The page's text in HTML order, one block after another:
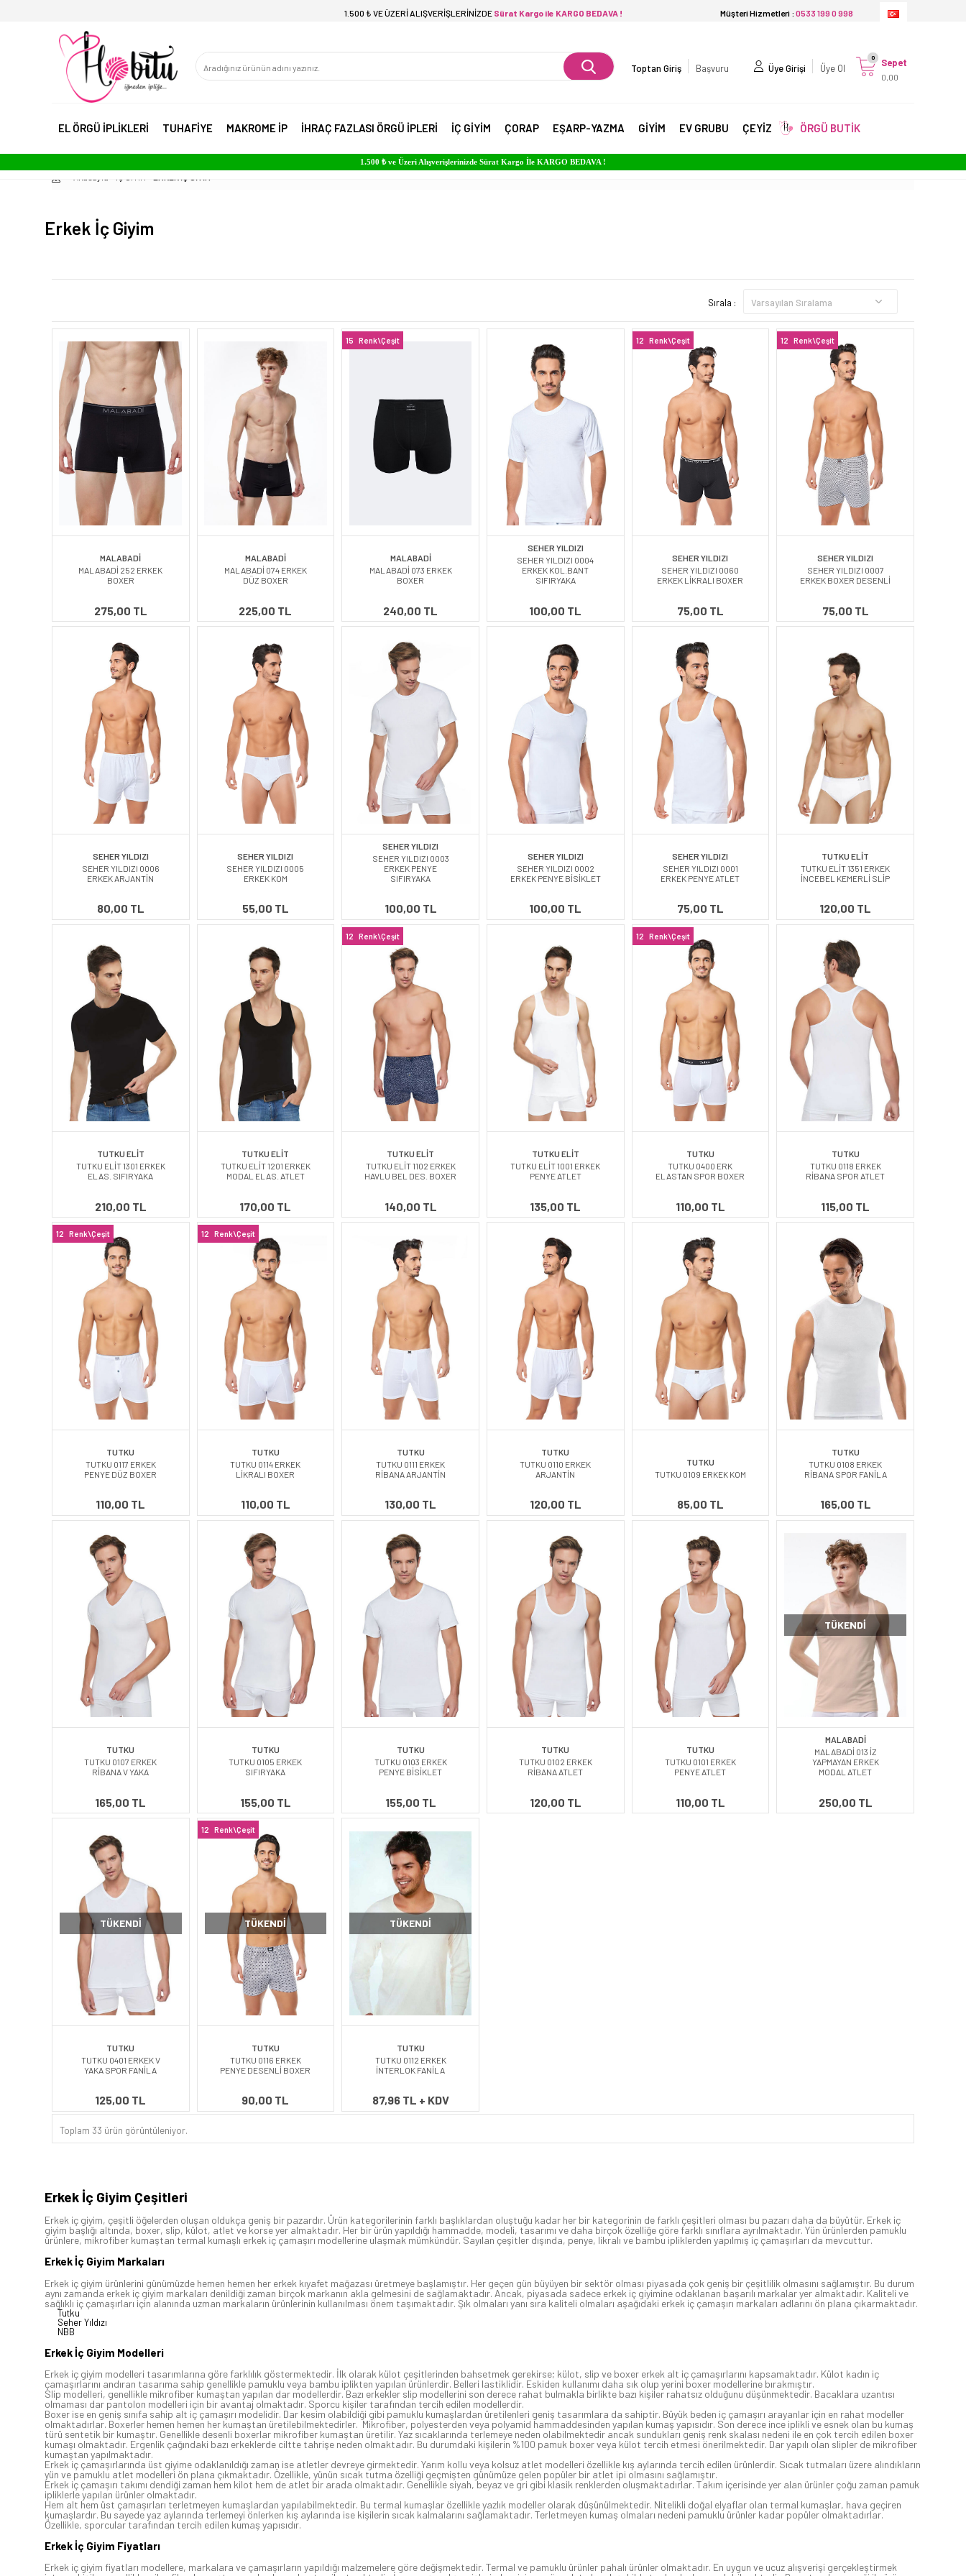
1.500 ₺ VE ÜZERİ ALIŞVERİŞLERİNİZDE Sürat Kargo ile KARGO BEDAVA ! Müşteri Hizmetleri : 0533 199 0 998
Başvuru
Toptan Giriş Üye Girişi Üye Ol Sepet
0,00
0
EL ÖRGÜ İPLİKLERİ TUHAFİYE MAKROME İP İHRAÇ FAZLASI ÖRGÜ İPLERİ İÇ GİYİM ÇORAP EŞARP-YAZMA GİYİM EV GRUBU ÇEYİZ ÖRGÜ BUTİK
1.500 ₺ ve Üzeri Alışverişlerinizde Sürat Kargo İle KARGO BEDAVA !
Erkek İç Giyim
Sırala :
MALABADİ
MALABADİ 252 ERKEK
BOXER
275,00 TL
MALABADİ
MALABADİ 074 ERKEK
DÜZ BOXER
225,00 TL
15 Renk\Çeşit
MALABADİ
MALABADİ 073 ERKEK
BOXER
240,00 TL
SEHER YILDIZI
SEHER YILDIZI 0004
ERKEK KOL.BANT
SIFIRYAKA
100,00 TL
12 Renk\Çeşit
SEHER YILDIZI
SEHER YILDIZI 0060
ERKEK LİKRALI BOXER
75,00 TL
12 Renk\Çeşit
SEHER YILDIZI
SEHER YILDIZI 0007
ERKEK BOXER DESENLİ
75,00 TL
SEHER YILDIZI
SEHER YILDIZI 0006
ERKEK ARJANTİN
80,00 TL
SEHER YILDIZI
SEHER YILDIZI 0005
ERKEK KOM
55,00 TL
SEHER YILDIZI
SEHER YILDIZI 0003
ERKEK PENYE
SIFIRYAKA
100,00 TL
SEHER YILDIZI
SEHER YILDIZI 0002
ERKEK PENYE BİSİKLET
100,00 TL
SEHER YILDIZI
SEHER YILDIZI 0001
ERKEK PENYE ATLET
75,00 TL
TUTKU ELİT
TUTKU ELİT 1351 ERKEK
İNCEBEL KEMERLİ SLİP
120,00 TL
TUTKU ELİT
TUTKU ELİT 1301 ERKEK
ELAS. SIFIRYAKA
210,00 TL
TUTKU ELİT
TUTKU ELİT 1201 ERKEK
MODAL ELAS. ATLET
170,00 TL
12 Renk\Çeşit
TUTKU ELİT
TUTKU ELİT 1102 ERKEK
HAVLU BEL DES. BOXER
140,00 TL
TUTKU ELİT
TUTKU ELİT 1001 ERKEK
PENYE ATLET
135,00 TL
12 Renk\Çeşit
TUTKU
TUTKU 0400 ERK
ELASTAN SPOR BOXER
110,00 TL
TUTKU
TUTKU 0118 ERKEK
RİBANA SPOR ATLET
115,00 TL
12 Renk\Çeşit
TUTKU
TUTKU 0117 ERKEK
PENYE DÜZ BOXER
110,00 TL
12 Renk\Çeşit
TUTKU
TUTKU 0114 ERKEK
LİKRALI BOXER
110,00 TL
TUTKU
TUTKU 0111 ERKEK
RİBANA ARJANTİN
130,00 TL
TUTKU
TUTKU 0110 ERKEK
ARJANTİN
120,00 TL
TUTKU
TUTKU 0109 ERKEK KOM
85,00 TL
TUTKU
TUTKU 0108 ERKEK
RİBANA SPOR FANİLA
165,00 TL
TUTKU
TUTKU 0107 ERKEK
RİBANA V YAKA
165,00 TL
TUTKU
TUTKU 0105 ERKEK
SIFIRYAKA
155,00 TL
TUTKU
TUTKU 0103 ERKEK
PENYE BİSİKLET
155,00 TL
TUTKU
TUTKU 0102 ERKEK
RİBANA ATLET
120,00 TL
TUTKU
TUTKU 0101 ERKEK
PENYE ATLET
110,00 TL
TÜKENDI
MALABADİ
MALABADİ 013 İZ
YAPMAYAN ERKEK
MODAL ATLET
250,00 TL
TÜKENDI
TUTKU
TUTKU 0401 ERKEK V
YAKA SPOR FANİLA
125,00 TL
12 Renk\Çeşit
TÜKENDI
TUTKU
TUTKU 0116 ERKEK
PENYE DESENLİ BOXER
90,00 TL
TÜKENDI
TUTKU
TUTKU 0112 ERKEK
İNTERLOK FANİLA
87,96 TL + KDV
Toplam 33 ürün görüntüleniyor.
Erkek İç Giyim Çeşitleri
Erkek iç giyim, çeşitli öğelerden oluşan oldukça geniş bir pazardır. Ürün kategorilerinin farklı başlıklardan oluştuğu kadar her bir kategorinin de farklı çeşitleri olması bu pazarı daha da büyütür. Erkek iç
giyim başlığı altında, boxer, slip, külot, atlet ve korse yer almaktadır. Her bir ürün yapıldığı hammadde, modeli, tasarımı ve daha birçok özelliğe göre farklı sınıflara ayrılmaktadır. Yün ürünlerden pamuklu
ürünlere, mikrofiber kumaştan termal kumaşlı erkek iç çamaşırı modellerine ulaşmak mümkündür. Sayılan çeşitler dışında, penye, likralı ve bambu ipliklerden yapılmış iç çamaşırları da mevcuttur.
Erkek İç Giyim Markaları
Erkek iç giyim ürünlerini günümüzde hemen hemen her erkek kıyafet mağazası üretmeye başlamıştır. Her geçen gün büyüyen bir sektör olması piyasada çok geniş bir çeşitlilik olmasını sağlamıştır. Bu durum
aynı zamanda erkek iç giyim markaları denildiği zaman birçok markanın akla gelmesini de sağlamaktadır. Ancak, piyasada sadece erkek iç giyimine odaklanan başarılı markalar yer almaktadır. Kaliteli ve
sağlıklı iç çamaşırları için alanında uzman markaların ürünlerinin kullanılması önem taşımaktadır. Şık olmaları yanı sıra kaliteli olmaları aşağıdaki erkek iç çamaşırı markaları adlarını ön plana çıkarmaktadır.
Tutku
Seher Yıldızı
NBB
Erkek İç Giyim Modelleri
Erkek iç giyim modelleri tasarımlarına göre farklılık göstermektedir. İlk olarak külot çeşitlerinden bahsetmek gerekirse; külot, slip ve boxer erkek alt iç çamaşırlarını kapsamaktadır. Külot kadın iç
çamaşırlarını andıran tasarıma sahip genellikle pamuklu veya bambu iplikten yapılan ürünlerdir. Belleri lastiklidir. Eskiden kullanımı daha sık olup yerini boxer modellerine bırakmıştır.
Slip modelleri, genellikle mikrofiber kumaştan yapılan dar modellerdir. Bazı erkekler slip modellerini son derece rahat bulmakla birlikte bazı kişiler rahatsız olduğunu düşünmektedir. Bacaklara uzantısı
olmaması dar pantolon modelleri için bir avantaj olmaktadır. Sporcu kişiler tarafından tercih edilen modellerdir.
Boxer ise en geniş sınıfa sahip alt iç çamaşırı modelidir. Dar kesim olabildiği gibi pamuklu kumaşlardan üretilenleri geniş tasarımlara da sahiptir. Büyük beden iç çamaşırı arayanlar için en rahat modeller
olmaktadırlar. Boxerler hemen hemen her kumaştan üretilebilmektedirler. Mikrofiber, polyesterden veya polyamid hammaddesinden yapılan kumaş yapısıdır. Son derece ince iplikli ve esnek olan bu kumaş
türü sentetik bir kumaştır. Genellikle desenli boxerlar mikrofiber kumaştan üretilir. Yaz sıcaklarında terlemeye neden olabilmektedir ancak sundukları geniş renk skalası nedeni ile en çok tercih edilen boxer
kumaşı olmaktadır. Ergenlik çağındaki bazı erkeklerde ciltte tahrişe neden olmaktadır. Bu durumdaki kişilerin %100 pamuk boxer veya külot tercih etmesi önerilmektedir. Dar yapılı olan slipler de mikrofiber
kumaştan yapılmaktadır.
Erkek iç çamaşırlarında üst giyime odaklanıldığı zaman ise atletler devreye girmektedir. Yarım kollu veya kolsuz atlet modelleri özellikle kış aylarında tercih edilen ürünlerdir. Sıcak tutmaları üzere alındıkların
yün ve pamuklu atlet modelleri ön plana çıkmaktadır. Özellikle, yünün sıcak tutma özelliği geçmişten günümüze gelen popüler bir atlet ipi olmasını sağlamıştır.
Erkek iç çamaşırı takımı dendiği zaman hem kilot hem de atlet bir arada olmaktadır. Genellikle siyah, beyaz ve gri gibi klasik renklerden oluşmaktadırlar. Takım içerisinde yer alan ürünler çoğu zaman pamuk
ipliklerle yapılan ürünler olmaktadır.
Hem alt hem üst çamaşırları terletmeyen kumaşlardan yapılabilmektedir. Bu termal kumaşlar özellikle yazlık modeller olarak düşünülmektedir. Nitelikli doğal elyaflar olan termal kumaşlar, hava geçiren
kumaşlardır. Bu sayede yaz aylarında terlemeyi önlerken kış aylarında ise kişilerin sıcak kalmalarını sağlamaktadır. Terletmeyen kumaş olmaları nedeni pamuklu ürünler kadar popüler olmaktadırlar.
Özellikle, sporcular tarafından tercih edilen kumaş yapısıdır.
Erkek İç Giyim Fiyatları
Erkek iç giyim fiyatları modellere, markalara ve çamaşırların yapıldığı malzemelere göre değişmektedir. Termal ve pamuklu ürünler pahalı ürünler olmaktadır. En uygun ve ucuz alışverişi gerçekleştirmek